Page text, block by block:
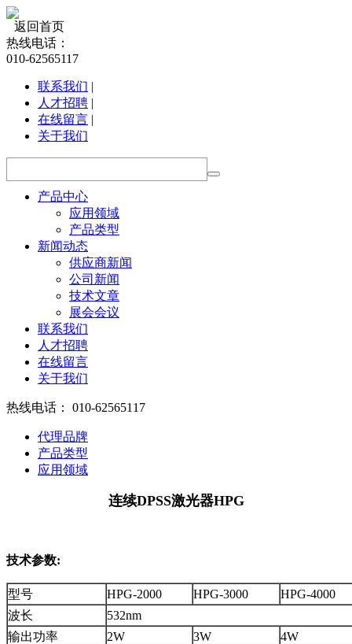
返回首页
热线电话：
010-62565117
联系我们 |
人才招聘 |
在线留言 |
关于我们
产品中心
应用领域
产品类型
新闻动态
供应商新闻
公司新闻
技术文章
展会会议
联系我们
人才招聘
在线留言
关于我们
热线电话： 010-62565117
代理品牌
产品类型
应用领域
连续DPSS激光器HPG
技术参数:
型号 HPG-2000 HPG-3000
HPG-4000
波长
532nm
输出功率
2W 3W
4W